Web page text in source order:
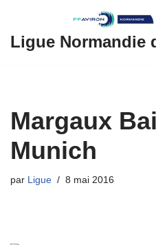
Aller
Ligue Normandie
Margaux
Munich
par Ligue 8 mai 2016